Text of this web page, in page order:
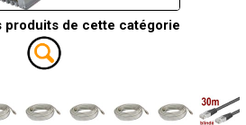
produits de cette catégorie